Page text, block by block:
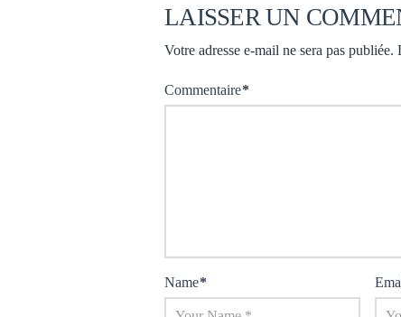
LAISSER UN
Votre adresse e-mail ne sera pas publiée.
Commentaire*
Name*